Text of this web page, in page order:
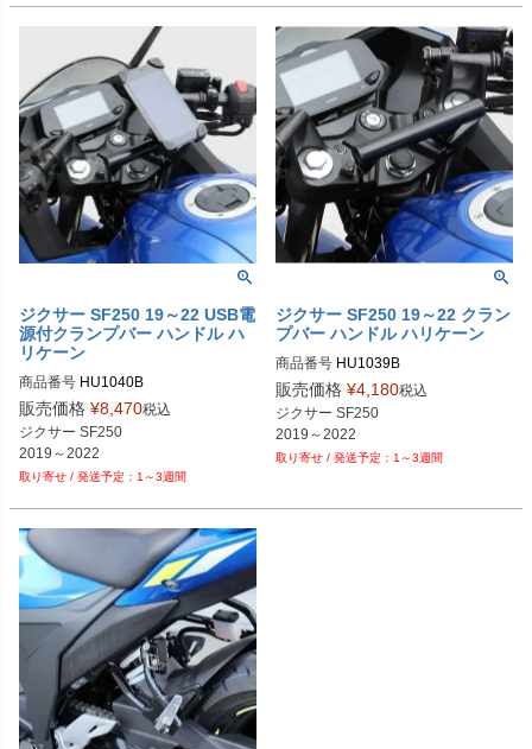
ジクサー SF250 19～22 USB電
源付クランプバー ハンドル ハ
リケーン
商品番号 HU1040B
PLOT型番：P106-7322
販売価格 ¥8,470税込
ジクサー SF250
2019～2022
1～3週間
ジクサー SF250 19～22 クラン
プバー ハンドル ハリケーン
商品番号 HU1039B
PLOT型番：P106-7321
販売価格 ¥4,180税込
ジクサー SF250
2019～2022
1～3週間